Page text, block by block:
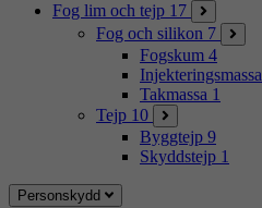
Fog lim och tejp 17
Fog och silikon 7
Fogskum 4
Injekteringsmassa
Takmassa 1
Tejp 10
Byggtejp 9
Skyddstejp 1
Personskydd